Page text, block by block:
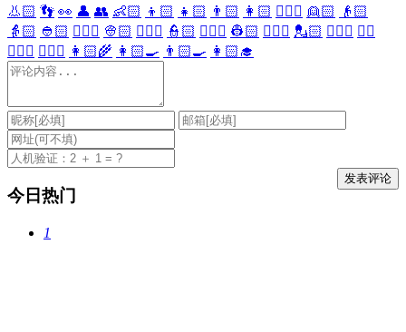
👃🏻 👣 👀 👤 👥 👶🏻 👦🏻 👧🏻 👨🏻 👩🏻 👱🏻‍♀️ 👱🏻
👴🏻
👵🏻 👲🏻 👳🏻‍♀️ 👳🏻 👮🏻‍♀️ 👮🏻 👷🏻‍♀️ 👷🏻 💂🏻‍♀️ 💂🏻 🕵🏻‍♀️ 🕵🏻
👩🏻‍⚕️ 👨🏻‍⚕️ 👩🏻‍🌾 👩🏻‍🍳 👨🏻‍🍳 👩🏻‍🎓
今日热门
1